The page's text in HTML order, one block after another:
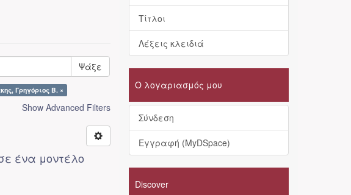
Ψάξε
Γρηγόριος Β. ×
Show Advanced Filters
ένα μοντέλο
Τίτλοι
Λέξεις κλειδιά
Ο λογαριασμός μου
Σύνδεση
Εγγραφή (MyDSpace)
Discover